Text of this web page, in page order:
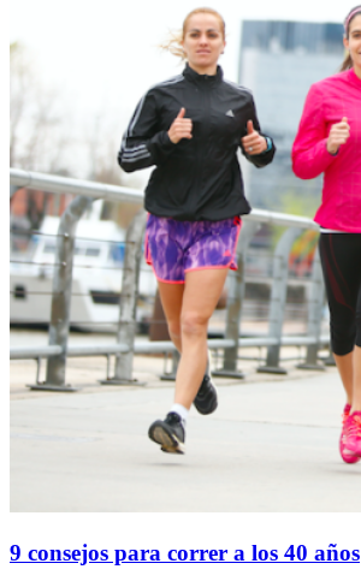
9 consejos para correr a los 40 años